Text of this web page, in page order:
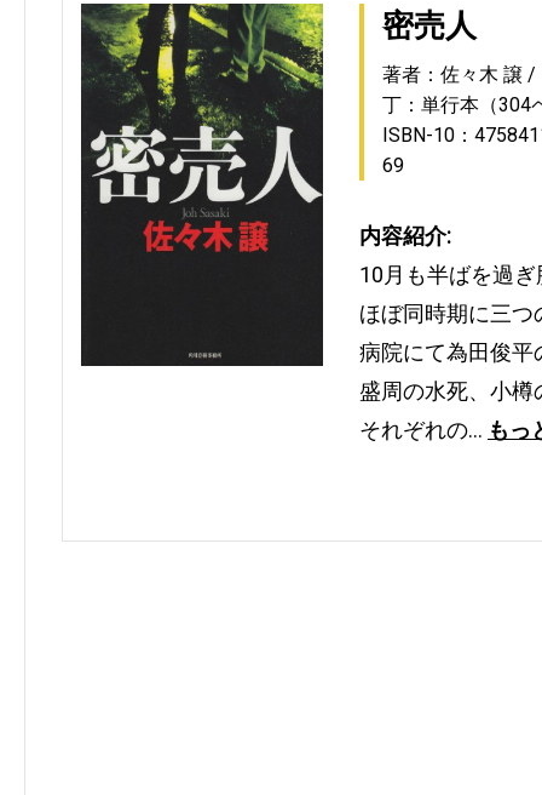
密売人
著者：佐々木 譲
丁：単行本（304
ISBN-10：
69
内容紹介:
10月も半ばを過
ほぼ同時期に三
病院にて為田俊平
盛周の水死、小樽
それぞれの… もっ